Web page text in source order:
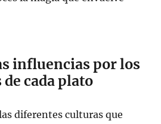
influencias por los
cada plato
diferentes culturas que